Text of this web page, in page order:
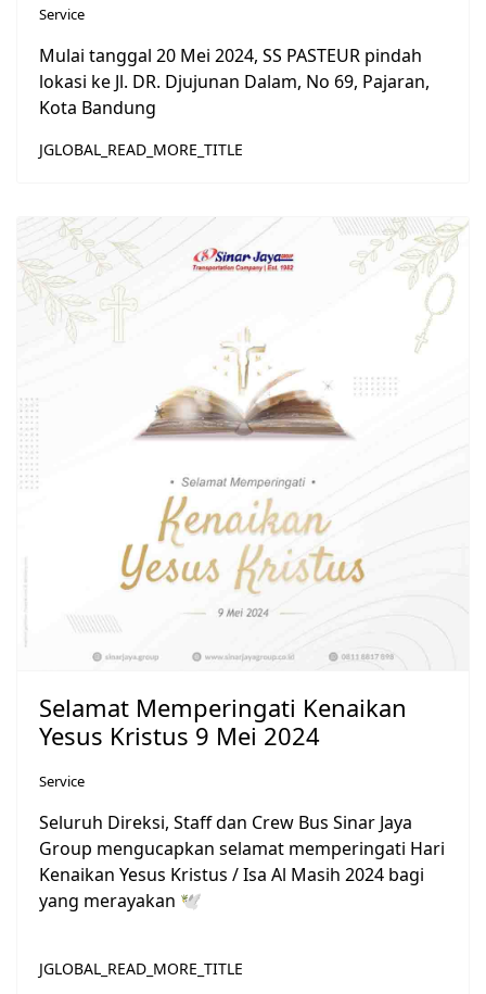
Service
Mulai tanggal 20 Mei 2024, SS PASTEUR pindah
lokasi ke Jl. DR. Djujunan Dalam, No 69, Pajaran,
Kota Bandung
JGLOBAL_READ_MORE_TITLE
Selamat Memperingati Kenaikan
Yesus Kristus 9 Mei 2024
Service
Seluruh Direksi, Staff dan Crew Bus Sinar Jaya
Group mengucapkan selamat memperingati Hari
Kenaikan Yesus Kristus / Isa Al Masih 2024 bagi
yang merayakan 🕊️
JGLOBAL_READ_MORE_TITLE